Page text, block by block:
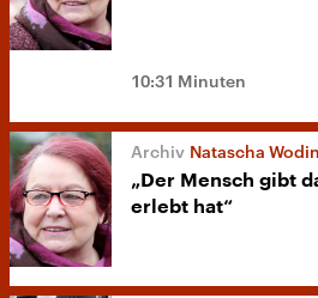
10:31 Minuten
Natascha
„Der Mensch gibt
erlebt hat“